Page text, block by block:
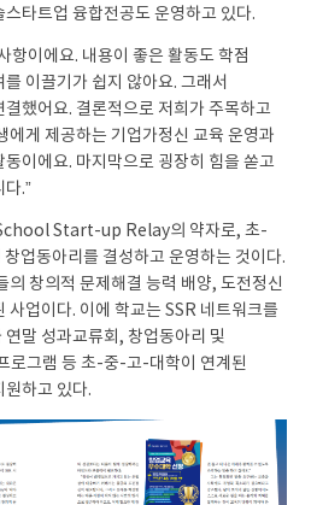
타트업 융합전공도 운영하고 있다.
항이에요. 내용이 좋은 활동도 학점
이끌기가 쉽지 않아요. 그래서
했어요. 결론적으로 저희가 주목하고
에게 제공하는 기업가정신 교육 운영과
이에요. 마지막으로 굉장히 힘을 쏟고
다.”
Start-up Relay의 약자로, 초-
업동아리를 결성하고 운영하는 것이다.
의 창의적 문제해결 능력 배양, 도전정신
사업이다. 이에 학교는 SSR 네트워크를
말 성과교류회, 창업동아리 및
로그램 등 초-중-고-대학이 연계된
원하고 있다.